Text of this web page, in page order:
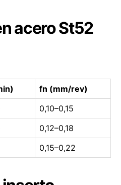
acero St52
fn (mm/rev)
0,10–0,15
0,12–0,18
0,15–0,22